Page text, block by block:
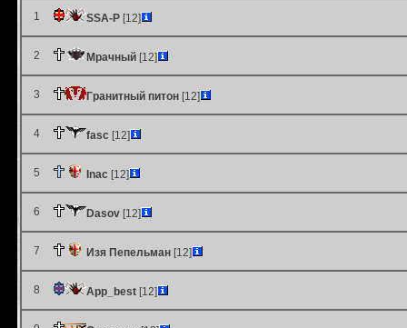
1 SSA-P [12]
2 Мрачный [12]
3 Гранитный питон [12]
4 fasc [12]
5 Inac [12]
6 Dasov [12]
7 Изя Пепельман [12]
8 App_best [12]